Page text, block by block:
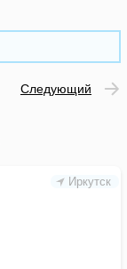
Следующий
Иркутск